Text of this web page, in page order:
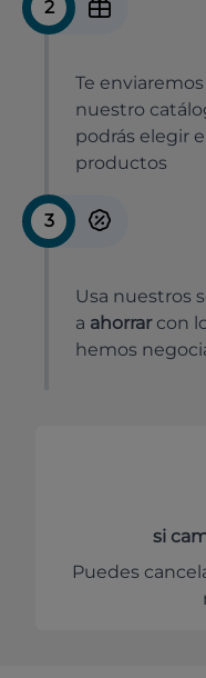
2
Te
nuestro
podrás elegir
productos
3
Usa nuestros
a ahorrar con
hemos
si
Puedes